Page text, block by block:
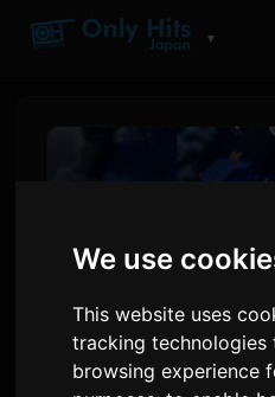
We use
This website uses
tracking
browsing experience
▼